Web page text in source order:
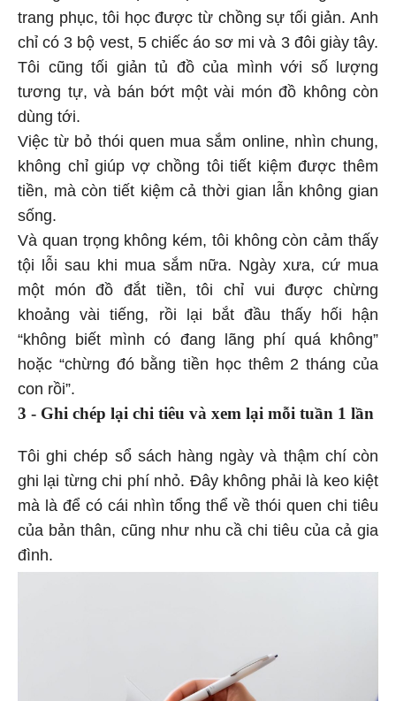
trang phục, tôi học được từ chồng sự tối giản. Anh
chỉ có 3 bộ vest, 5 chiếc áo sơ mi và 3 đôi giày tây.
Tôi cũng tối giản tủ đồ của mình với số lượng
tương tự, và bán bớt một vài món đồ không còn
dùng tới.
Việc từ bỏ thói quen mua sắm online, nhìn chung,
không chỉ giúp vợ chồng tôi tiết kiệm được thêm
tiền, mà còn tiết kiệm cả thời gian lẫn không gian
sống.
Và quan trọng không kém, tôi không còn cảm thấy
tội lỗi sau khi mua sắm nữa. Ngày xưa, cứ mua
một món đồ đắt tiền, tôi chỉ vui được chừng
khoảng vài tiếng, rồi lại bắt đầu thấy hối hận
“không biết mình có đang lãng phí quá không”
hoặc “chừng đó bằng tiền học thêm 2 tháng của
con rồi”.
3 - Ghi chép lại chi tiêu và xem lại mỗi tuần 1 lần
Tôi ghi chép sổ sách hàng ngày và thậm chí còn
ghi lại từng chi phí nhỏ. Đây không phải là keo kiệt
mà là để có cái nhìn tổng thể về thói quen chi tiêu
của bản thân, cũng như nhu cầ chi tiêu của cả gia
đình.